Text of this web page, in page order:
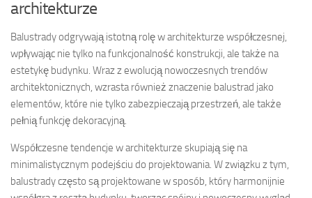
architekturze
Balustrady odgrywają istotną rolę w architekturze współczesnej,
wpływając nie tylko na funkcjonalność konstrukcji, ale także na
estetykę budynku. Wraz z ewolucją nowoczesnych trendów
architektonicznych, wzrasta również znaczenie balustrad jako
elementów, które nie tylko zabezpieczają przestrzeń, ale także
pełnią funkcję dekoracyjną.
Współczesne tendencje w architekturze skupiają się na
minimalistycznym podejściu do projektowania. W związku z tym,
balustrady często są projektowane w sposób, który harmonijnie